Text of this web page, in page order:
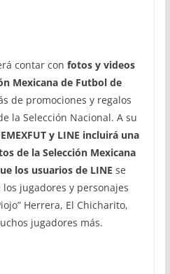
contar con fotos y videos
Mexicana de Futbol de
de promociones y regalos
la Selección Nacional. A su
y LINE incluirá una
de la Selección Mexicana
los usuarios de LINE se
jugadores y personajes
Herrera, El Chicharito,
jugadores más.